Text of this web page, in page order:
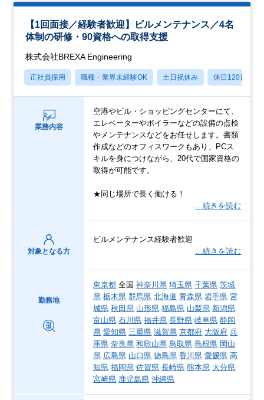
【1回面接／経験者歓迎】ビルメンテナンス／4名
体制の研修・90資格への取得支援
株式会社BREXA Engineering
正社員採用 職種・業界未経験OK 土日祝休み 休日120日以上
業務内容
空港やビル・ショッピングセンターにて、
エレベーターやボイラーなどの設備の点検
やメンテナンスなどをお任せします。書類
作成などのオフィスワークもあり、PCス
キルを身につけながら、20代で国家資格の
取得が可能です。
★同じ場所で長く働ける！
…続きを読む
対象となる方
ビルメンテナンス経験者歓迎
…続きを読む
勤務地
東京都 全国神奈川県 埼玉県 千葉県 茨城
県 栃木県 群馬県 北海道 青森県 岩手県 宮
城県 秋田県 山形県 福島県 山梨県 新潟県
富山県 石川県 福井県 長野県 岐阜県 静岡
県 愛知県 三重県 滋賀県 京都府 大阪府 兵
庫県 奈良県 和歌山県 鳥取県 島根県 岡山
県 広島県 山口県 徳島県 香川県 愛媛県 高
知県 福岡県 佐賀県 長崎県 熊本県 大分県
宮崎県 鹿児島県 沖縄県